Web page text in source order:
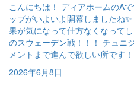
こんにちは！ ディアホームのA
ップがいよいよ開幕しましたね
果が気になって仕方なくなって
のスウェーデン戦！！！ チュニ
メントまで進んで欲しい所です
2026年6月8日